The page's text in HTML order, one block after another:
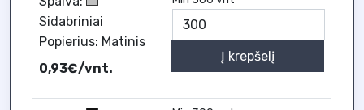
Sidabriniai
Popierius: Matinis
0,93€/vnt.
Į krepšelį